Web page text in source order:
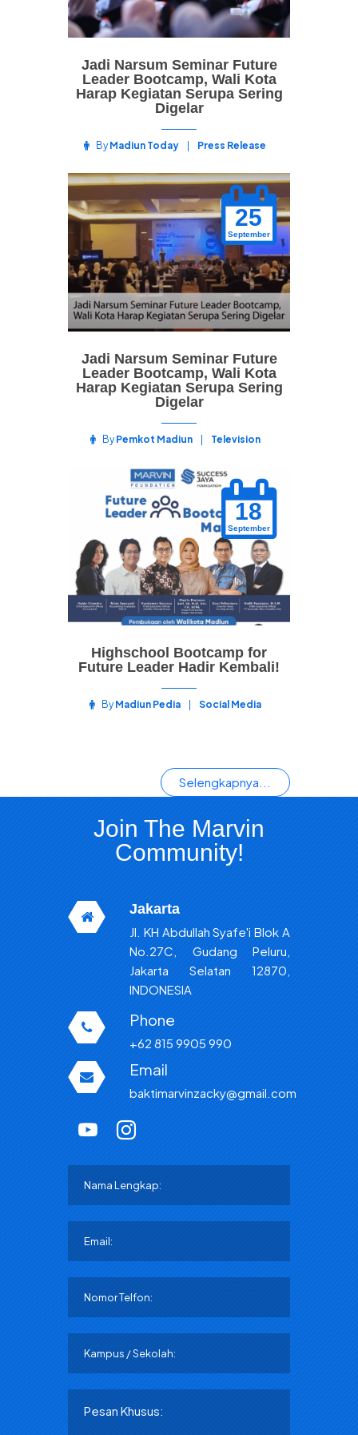
Jadi Narsum Seminar Future
Leader Bootcamp, Wali Kota
Harap Kegiatan Serupa Sering
Digelar
By Madiun Today Press Release
25
September
Jadi Narsum Seminar Future
Leader Bootcamp, Wali Kota
Harap Kegiatan Serupa Sering
Digelar
By Pemkot Madiun Television
18
September
Highschool Bootcamp for
Future Leader Hadir Kembali!
By Madiun Pedia Social Media
Selengkapnya...
Join The Marvin
Community!
Jakarta
Jl. KH Abdullah Syafe'i Blok A
No.27C, Gudang Peluru,
Jakarta Selatan 12870,
INDONESIA
Phone
+62 815 9905 990
Email
baktimarvinzacky@gmail.com